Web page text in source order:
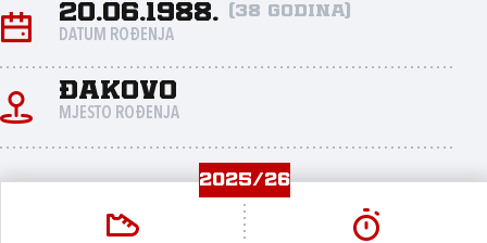
20.06.1988. (38 godina)
DATUM ROĐENJA
Đakovo
MJESTO ROĐENJA
2025/26